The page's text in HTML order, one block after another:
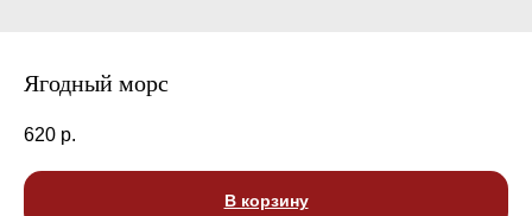
Ягодный морс
620 р.
В корзину